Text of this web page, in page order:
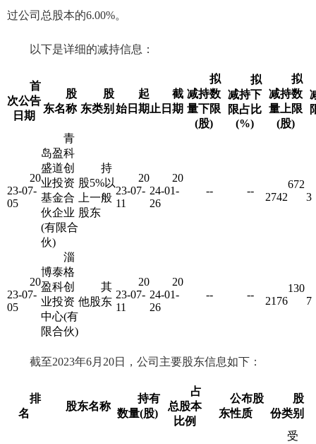
过公司总股本的6.00%。
以下是详细的减持信息：
首
次公告
日期
股
东名称
股
东类别
起
始日期
截
止日期
拟
减持数
量下限
(股)
拟
减持下
限占比
(%)
拟
减持数
量上限
(股)
20
23-07-
05
青
岛盈科
盛道创
业投资
基金合
伙企业
(有限合
伙)
持
股5%以
上一般
股东
20
23-07-
11
20
24-01-
26
-- --
672
2742
3
20
23-07-
05
淄
博泰格
盈科创
业投资
中心(有
限合伙)
其
他股东
20
23-07-
11
20
24-01-
26
-- --
130
2176
7
截至2023年6月20日，公司主要股东信息如下：
排
名
股东名称
持有
数量(股)
占
总股本
比例
公布股
东性质
股
份类别
受